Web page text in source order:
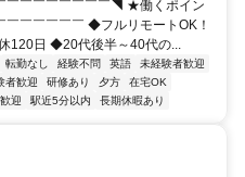
￣￣￣￣￣￣￣￣◥ ★働くポイン
￣￣￣￣￣ ◆フルリモートOK！
120日 ◆20代後半～40代の...
転勤なし 経験不問 英語
未経験者歓迎
者歓迎 研修あり 夕方
在宅OK
迎 駅近5分以内 長期休暇あり